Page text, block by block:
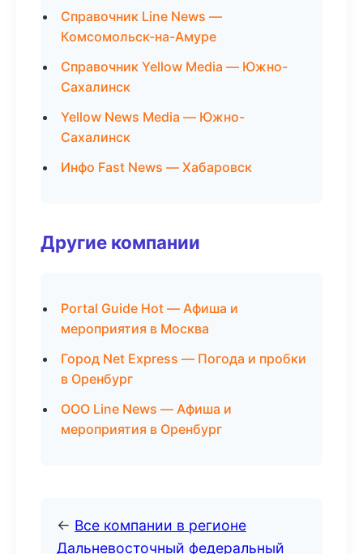
Справочник Line News —
Комсомольск-на-Амуре
Справочник Yellow Media — Южно-
Сахалинск
Yellow News Media — Южно-
Сахалинск
Инфо Fast News — Хабаровск
Другие компании
Portal Guide Hot — Афиша и
мероприятия в Москва
Город Net Express — Погода и пробки
в Оренбург
ООО Line News — Афиша и
мероприятия в Оренбург
← Все компании в регионе
Дальневосточный федеральный